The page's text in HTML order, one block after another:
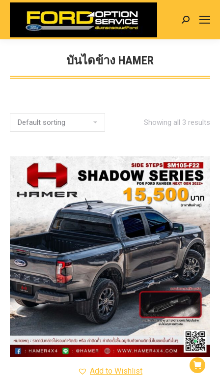
Search:
บันไดข้าง HAMER
You are here:
Showing all 3 results
Add to Wishlist